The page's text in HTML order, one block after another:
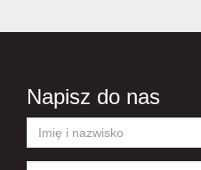
Napisz do nas